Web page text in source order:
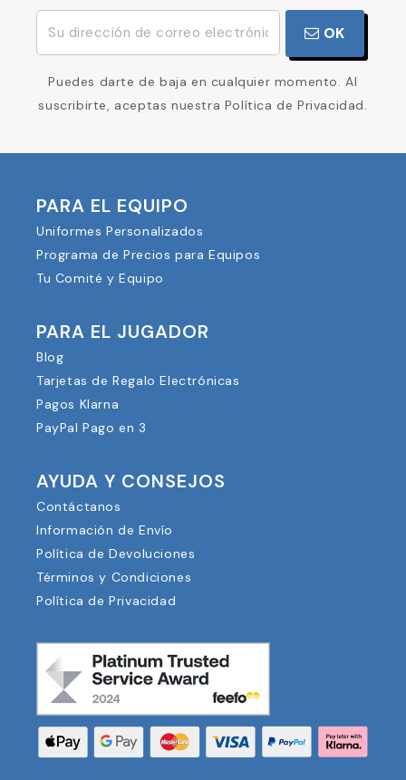
OK
Puedes darte de baja en cualquier momento. Al
suscribirte, aceptas nuestra Política de Privacidad.
PARA EL EQUIPO
Uniformes Personalizados
Programa de Precios para Equipos
Tu Comité y Equipo
PARA EL JUGADOR
Blog
Tarjetas de Regalo Electrónicas
Pagos Klarna
PayPal Pago en 3
AYUDA Y CONSEJOS
Contáctanos
Información de Envío
Política de Devoluciones
Términos y Condiciones
Política de Privacidad